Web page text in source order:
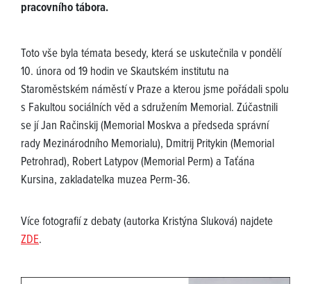
pracovního tábora.
Toto vše byla témata besedy, která se uskutečnila v pondělí
10. února od 19 hodin ve Skautském institutu na
Staroměstském náměstí v Praze a kterou jsme pořádali spolu
s Fakultou sociálních věd a sdružením Memorial. Zúčastnili
se jí Jan Račinskij (Memorial Moskva a předseda správní
rady Mezinárodního Memorialu), Dmitrij Pritykin (Memorial
Petrohrad), Robert Latypov (Memorial Perm) a Taťána
Kursina, zakladatelka muzea Perm-36.
Více fotografií z debaty (autorka Kristýna Sluková) najdete
ZDE.